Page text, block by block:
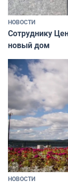
НОВОСТИ
Сотруднику
новый дом
НОВОСТИ